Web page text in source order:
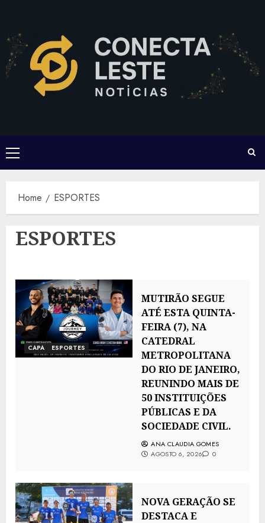
content
Primary
Menu
Home ESPORTES
ESPORTES
CAPA ESPORTES
MUTIRÃO SEGUE
ATÉ ESTA QUINTA-
FEIRA (7), NA
CATEDRAL
METROPOLITANA
DO RIO DE JANEIRO,
REUNINDO MAIS DE
50 INSTITUIÇÕES
PÚBLICAS E DA
SOCIEDADE CIVIL.
ANA CLAUDIA GOMES
AGOSTO 6, 2026
0
NOVA GERAÇÃO SE
DESTACA E